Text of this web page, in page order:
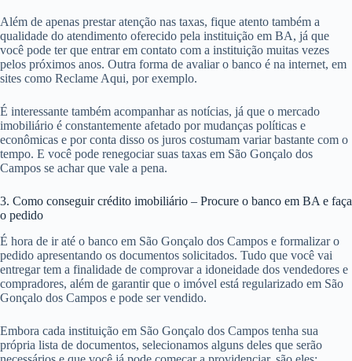
Além de apenas prestar atenção nas taxas, fique atento também a
qualidade do atendimento oferecido pela instituição em BA, já que
você pode ter que entrar em contato com a instituição muitas vezes
pelos próximos anos. Outra forma de avaliar o banco é na internet, em
sites como Reclame Aqui, por exemplo.
É interessante também acompanhar as notícias, já que o mercado
imobiliário é constantemente afetado por mudanças políticas e
econômicas e por conta disso os juros costumam variar bastante com o
tempo. E você pode renegociar suas taxas em São Gonçalo dos
Campos se achar que vale a pena.
3. Como conseguir crédito imobiliário – Procure o banco em BA e faça
o pedido
É hora de ir até o banco em São Gonçalo dos Campos e formalizar o
pedido apresentando os documentos solicitados. Tudo que você vai
entregar tem a finalidade de comprovar a idoneidade dos vendedores e
compradores, além de garantir que o imóvel está regularizado em São
Gonçalo dos Campos e pode ser vendido.
Embora cada instituição em São Gonçalo dos Campos tenha sua
própria lista de documentos, selecionamos alguns deles que serão